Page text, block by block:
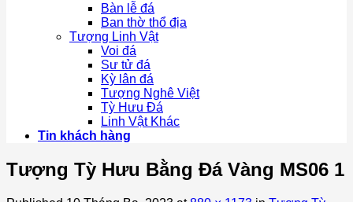
Bàn lễ đá
Ban thờ thổ địa
Tượng Linh Vật
Voi đá
Sư tử đá
Kỳ lân đá
Tượng Nghê Việt
Tỳ Hưu Đá
Linh Vật Khác
Tin khách hàng
Tượng Tỳ Hưu Bằng Đá Vàng MS06 1